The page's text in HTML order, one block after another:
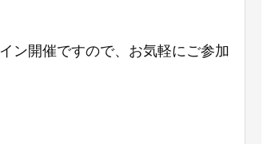
ン開催ですので、お気軽にご参加